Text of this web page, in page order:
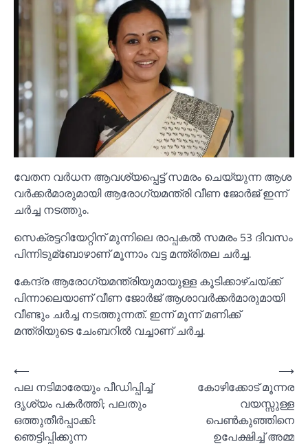
വേതന വര്‍ധന ആവശ്യപ്പെട്ട് സമരം ചെയ്യുന്ന ആശ
വര്‍ക്കര്‍മാരുമായി ആരോഗ്യമന്ത്രി വീണ ജോര്‍ജ് ഇന്ന്
ചര്‍ച്ച നടത്തും.
സെക്രട്ടറിയേറ്റിന് മുന്നിലെ രാപ്പകല്‍ സമരം 53 ദിവസം
പിന്നിടുമ്ബോഴാണ് മൂന്നാം വട്ട മന്ത്രിതല ചര്‍ച്ച.
കേന്ദ്ര ആരോഗ്യമന്ത്രിയുമായുള്ള കൂടിക്കാഴ്ചയ്ക്ക്
പിന്നാലെയാണ് വീണ ജോര്‍ജ് ആശാവര്‍ക്കര്‍മാരുമായി
വീണ്ടും ചര്‍ച്ച നടത്തുന്നത്. ഇന്ന് മൂന്ന് മണിക്ക്
മന്ത്രിയുടെ ചേംബറില്‍ വച്ചാണ് ചര്‍ച്ച.
Post
navigation
⟵
പല നടിമാരേയും പീഡിപ്പിച്ച്‌
ദൃശ്യം പകര്‍ത്തി; പലതും
ഒത്തുതീര്‍പ്പാക്കി:
ഞെട്ടിപ്പിക്കുന്ന
കോഴിക്കോട് മൂന്നര
വയസ്സുള്ള
പെണ്‍കുഞ്ഞിനെ
ഉപേക്ഷിച്ച്‌ അമ്മ
⟶